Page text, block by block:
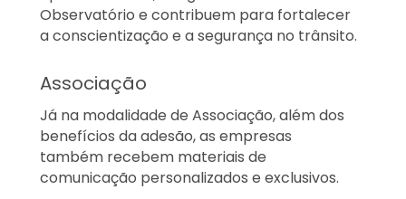
Observatório e contribuem para fortalecer
a conscientização e a segurança no trânsito.
Associação
Já na modalidade de Associação, além dos
benefícios da adesão, as empresas
também recebem materiais de
comunicação personalizados e exclusivos.